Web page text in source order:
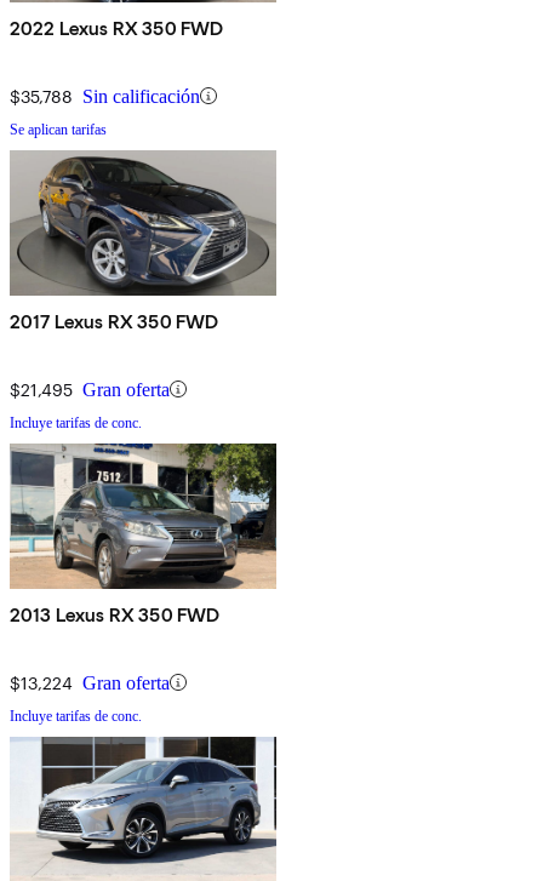
2022 Lexus RX 350 FWD
$35,788 Sin calificación
Se aplican tarifas
2017 Lexus RX 350 FWD
$21,495 Gran oferta
Incluye tarifas de conc.
2013 Lexus RX 350 FWD
$13,224 Gran oferta
Incluye tarifas de conc.